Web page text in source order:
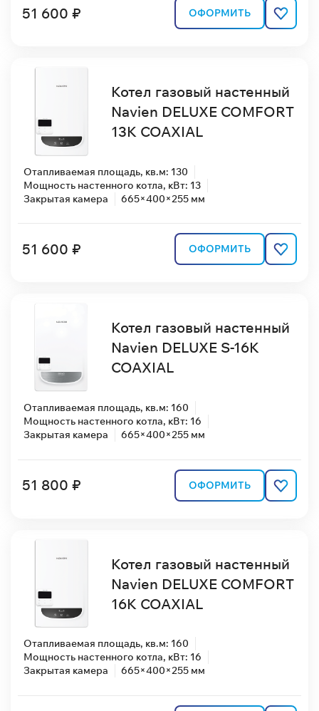
51 600 ₽ ОФОРМИТЬ
Котел газовый настенный
Navien DELUXE COMFORT
13K COAXIAL
Отапливаемая площадь, кв.м: 130
Мощность настенного котла, кВт: 13
Закрытая камера
665×400×255 мм
51 600 ₽ ОФОРМИТЬ
Котел газовый настенный
Navien DELUXE S-16K
COAXIAL
Отапливаемая площадь, кв.м: 160
Мощность настенного котла, кВт: 16
Закрытая камера
665×400×255 мм
51 800 ₽ ОФОРМИТЬ
Котел газовый настенный
Navien DELUXE COMFORT
16K COAXIAL
Отапливаемая площадь, кв.м: 160
Мощность настенного котла, кВт: 16
Закрытая камера
665×400×255 мм